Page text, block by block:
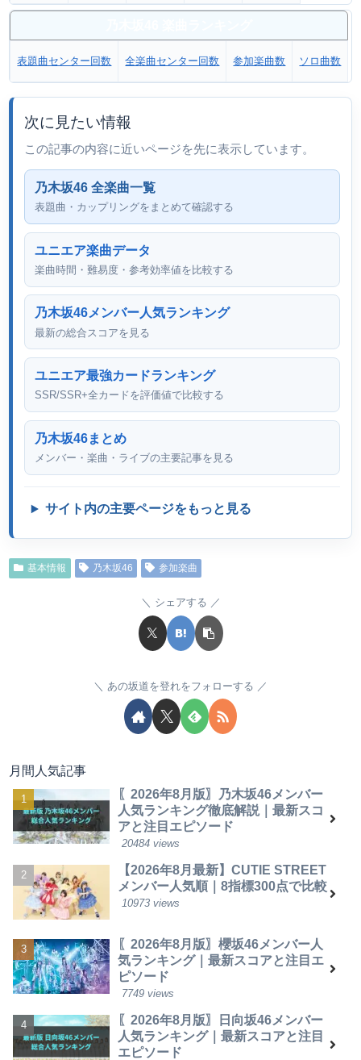
表題曲センター回数 全楽曲センター回数 参加楽曲数 ソロ曲数
次に見たい情報
この記事の内容に近いページを先に表示しています。
乃木坂46 全楽曲一覧
表題曲・カップリングをまとめて確認する
ユニエア楽曲データ
楽曲時間・難易度・参考効率値を比較する
乃木坂46メンバー人気ランキング
最新の総合スコアを見る
ユニエア最強カードランキング
SSR/SSR+全カードを評価値で比較する
乃木坂46まとめ
メンバー・楽曲・ライブの主要記事を見る
サイト内の主要ページをもっと見る
基本情報 乃木坂46 参加楽曲
シェアする
あの坂道を登れをフォローする
月間人気記事
〖2026年8月版〗乃木坂46メンバー
人気ランキング徹底解説｜最新スコ
アと注目エピソード
20484 views
【2026年8月最新】CUTIE STREET
メンバー人気順｜8指標300点で比較
10973 views
〖2026年8月版〗櫻坂46メンバー人
気ランキング｜最新スコアと注目エ
ピソード
7749 views
〖2026年8月版〗日向坂46メンバー
人気ランキング｜最新スコアと注目
エピソード